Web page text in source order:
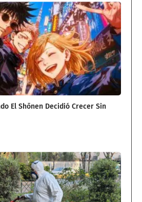
El Shōnen Decidió Crecer Sin